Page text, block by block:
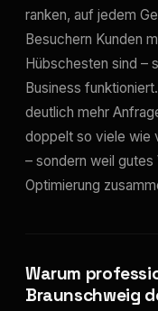
ranken, auf jedem
Besuchern Kunden
Hübschesten sind –
Business
deutlich mehr
doppelt so viele wie
– sondern weil gutes
Optimierung
Warum
Braunschweig